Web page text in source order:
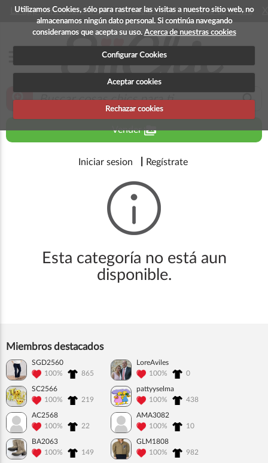
Utilizamos Cookies, sólo para rastrear las visitas a nuestro sitio web, no
almacenamos ningún dato personal. Si continúa navegando
consideramos que acepta su uso. Acerca de nuestras cookies
Configurar Cookies
Aceptar cookies
Rechazar cookies
La app para android esta en fase beta, disponible en breve
zoom_in search
Venderperm_media
Iniciar sesion Regístrate
Esta categoría no está aun
disponible.
Miembros destacados
SGD2560
100%
865
LoreAviles
100%
0
SC2566
100%
219
pattyyselma
100%
438
AC2568
100%
22
AMA3082
100%
10
BA2063
100%
149
GLM1808
100%
982